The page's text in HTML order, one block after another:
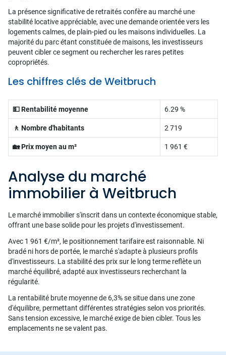
La présence significative de retraités confère au marché une
stabilité locative appréciable, avec une demande orientée vers les
logements calmes, de plain-pied ou les maisons individuelles. La
majorité du parc étant constituée de maisons, les investisseurs
peuvent cibler ce segment ou rechercher les rares petites
copropriétés.
Les chiffres clés de Weitbruch
💵 Rentabilité moyenne 6.29 %
🚶 Nombre d'habitants 2 719
🏡 Prix moyen au m² 1 961 €
Analyse du marché
immobilier à Weitbruch
Le marché immobilier s'inscrit dans un contexte économique stable,
offrant une base solide pour les projets d'investissement.
Avec 1 961 €/m², le positionnement tarifaire est raisonnable. Ni
bradé ni hors de portée, le marché s'adapte à plusieurs profils
d'investisseurs. La stabilité des prix sur le long terme reflète un
marché équilibré, adapté aux investisseurs recherchant la
régularité.
La rentabilité brute moyenne de 6,3% se situe dans une zone
d'équilibre, permettant différentes stratégies selon vos priorités.
Sans tension excessive, le marché exige de bien cibler. Tous les
emplacements ne se valent pas.